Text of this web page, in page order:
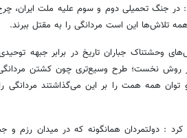
: در جنگ تحمیلی دوم و سوم علیه ملت ایران،
تلاش‌ها این است مردانگی را به مقتل ببرند.
وحشتناک جباران تاریخ در برابر جبهه
نخست؛ طرح وسیع‌تری چون کشتن
توان همه همت را بر این می‌گذاشتند مردانگی
کرد : دولتمردان همانگونه که در میدان رزم و